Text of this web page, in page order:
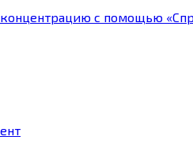
с помощью